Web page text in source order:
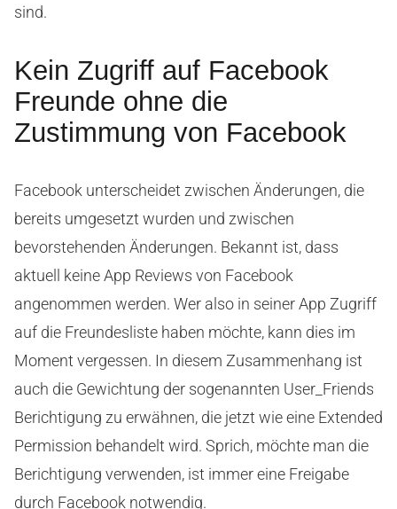
sind.
Kein Zugriff auf Facebook
Freunde ohne die
Zustimmung von Facebook
Facebook unterscheidet zwischen Änderungen, die
bereits umgesetzt wurden und zwischen
bevorstehenden Änderungen. Bekannt ist, dass
aktuell keine App Reviews von Facebook
angenommen werden. Wer also in seiner App Zugriff
auf die Freundesliste haben möchte, kann dies im
Moment vergessen. In diesem Zusammenhang ist
auch die Gewichtung der sogenannten User_Friends
Berichtigung zu erwähnen, die jetzt wie eine Extended
Permission behandelt wird. Sprich, möchte man die
Berichtigung verwenden, ist immer eine Freigabe
durch Facebook notwendig.